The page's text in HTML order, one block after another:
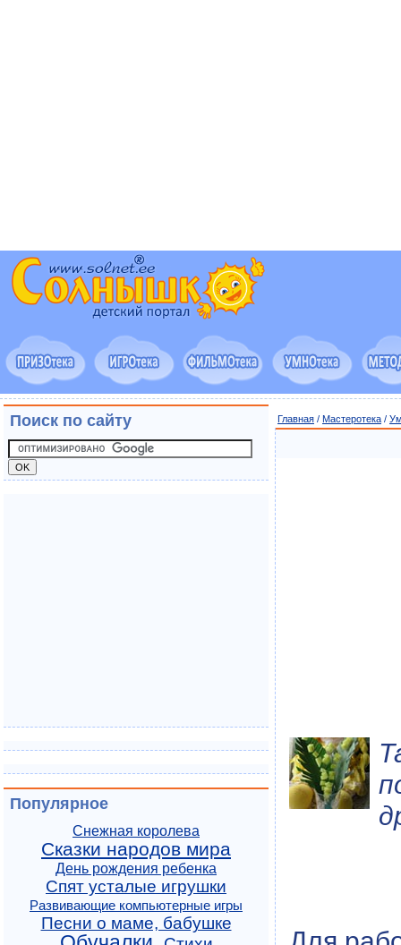
Главная / Мастеротека /
Поиск по сайту
Популярное
Снежная королева
Сказки народов мира
День рождения ребенка
Спят усталые игрушки
Развивающие компьютерные игры
Песни о маме, бабушке